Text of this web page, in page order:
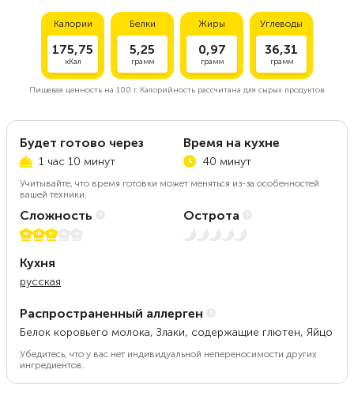
Калории
175,75
кКал
Белки
5,25
грамм
Жиры
0,97
грамм
Углеводы
36,31
грамм
Пищевая ценность на 100 г.Калорийность рассчитана для сырых продуктов.
Будет готово через
1 час 10 минут
Время на кухне
40 минут
Учитывайте, что время готовки может меняться из-за особенностей
вашей техники.
Сложность
3 из 5
Острота
Нет остроты
Кухня
русская
Распространенный аллерген
Белок коровьего молока, Злаки, содержащие глютен, Яйцо
Убедитесь, что у вас нет индивидуальной непереносимости других
ингредиентов.